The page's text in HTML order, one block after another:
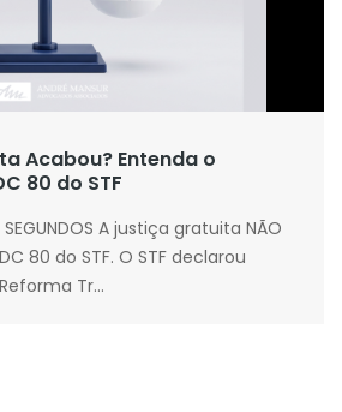
Acabou? Entenda o
80 do STF
SEGUNDOS A justiça gratuita NÃO
80 do STF. O STF declarou
Tr...